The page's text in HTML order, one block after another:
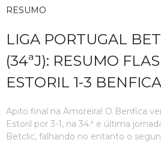
RESUMO
LIGA PORTUGAL
(34ªJ): RESUMO
ESTORIL 1-3 BENFICA
Apito final na Amoreira! O Benfica
Estoril por 3-1, na 34.ª e última
Betclic, falhando no entanto o